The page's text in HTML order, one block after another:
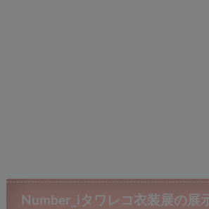
Number_iタワレコ衣装展の展